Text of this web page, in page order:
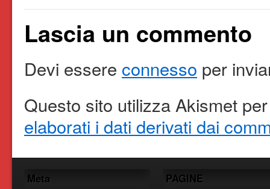
Lascia un commento
Devi essere connesso per
Questo sito utilizza Akismet
elaborati i dati derivati dai
Meta PAGINE